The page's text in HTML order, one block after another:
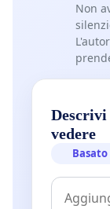
Non
Descrivi
vedere
Basato